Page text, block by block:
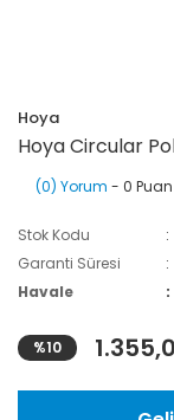
Hoya
Hoya Circular
(0) Yorum - 0 Puan
Stok Kodu
Garanti Süresi
Havale
%10